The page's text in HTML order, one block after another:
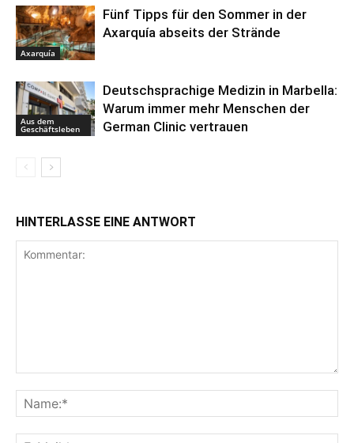
Axarquía
Fünf Tipps für den Sommer in der
Axarquía abseits der Strände
Aus dem
Geschäftsleben
Deutschsprachige Medizin in Marbella:
Warum immer mehr Menschen der
German Clinic vertrauen
HINTERLASSE EINE ANTWORT